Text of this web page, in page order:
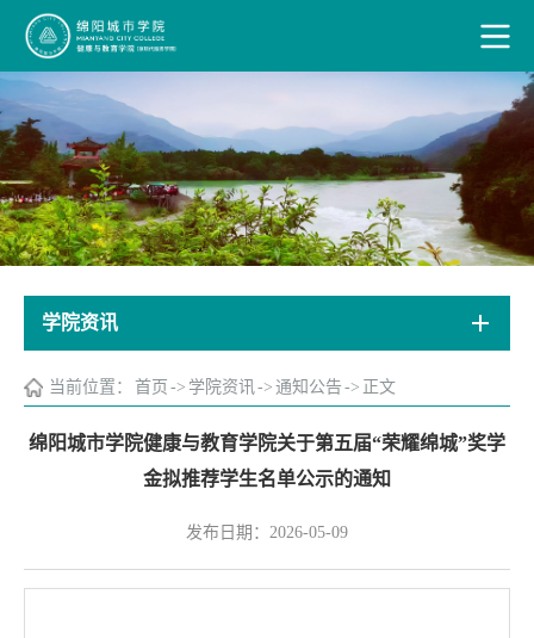
学院资讯
当前位置： 首页 -> 学院资讯-> 通知公告 -> 正文
绵阳城市学院健康与教育学院关于第五届“荣耀绵城”奖学
金拟推荐学生名单公示的通知
发布日期：2026-05-09